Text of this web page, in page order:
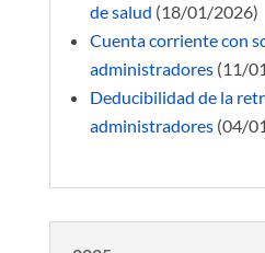
de salud (18/01/2026)
Cuenta corriente con
administradores(11/
Deducibilidad de la
administradores(04/